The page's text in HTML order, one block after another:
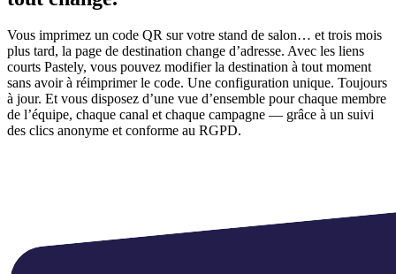
Vous imprimez un code QR sur votre stand de salon… et trois mois
plus tard, la page de destination change d’adresse. Avec les liens
courts Pastely, vous pouvez modifier la destination à tout moment
sans avoir à réimprimer le code. Une configuration unique. Toujours
à jour. Et vous disposez d’une vue d’ensemble pour chaque membre
de l’équipe, chaque canal et chaque campagne — grâce à un suivi
des clics anonyme et conforme au RGPD.